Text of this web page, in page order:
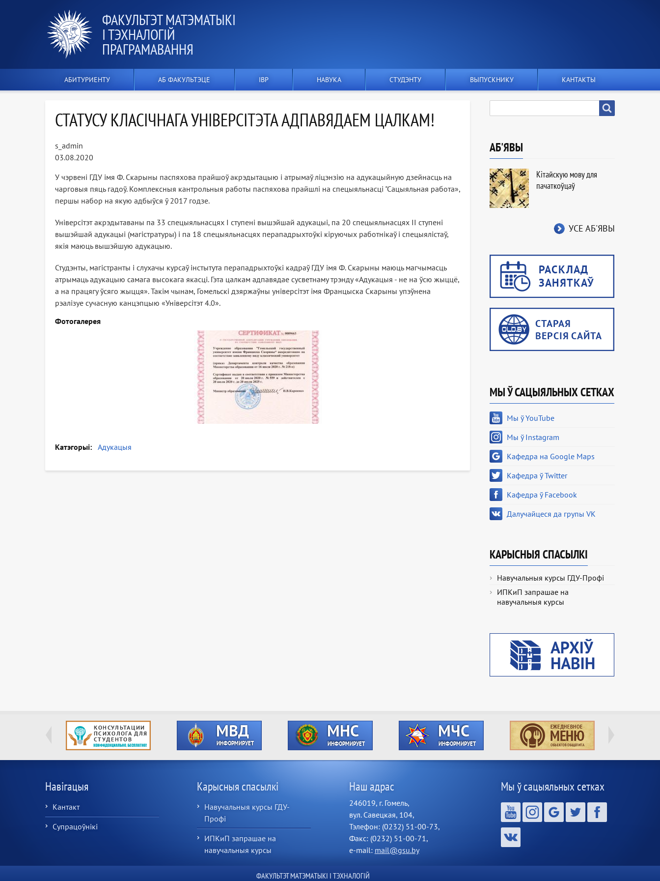
ФАКУЛЬТЭТ МАТЭМАТЫКІ
І ТЭХНАЛОГІЙ
ПРАГРАМАВАННЯ
АБИТУРИЕНТУ АБ ФАКУЛЬТЭЦЕ IВР НАВУКА СТУДЭНТУ ВЫПУСКНИКУ КАНТАКТЫ
СТАТУСУ КЛАСІЧНАГА УНІВЕРСІТЭТА АДПАВЯДАЕМ ЦАЛКАМ!
s_admin
03.08.2020
У чэрвені ГДУ імя Ф. Скарыны паспяхова прайшоў акрэдытацыю і атрымаў ліцэнзію на адукацыйную дзейнасць на
чарговыя пяць гадоў. Комплексныя кантрольныя работы паспяхова прайшлі на спецыяльнасці "Сацыяльная работа»,
першы набор на якую адбыўся ў 2017 годзе.
Універсітэт акрэдытаваны па 33 спецыяльнасцях I ступені вышэйшай адукацыі, па 20 спецыяльнасцях II ступені
вышэйшай адукацыі (магістратуры) і па 18 спецыяльнасцях перападрыхтоўкі кіруючых работнікаў і спецыялістаў,
якія маюць вышэйшую адукацыю.
Студэнты, магістранты і слухачы курсаў інстытута перападрыхтоўкі кадраў ГДУ імя Ф. Скарыны маюць магчымасць
атрымаць адукацыю самага высокага якасці. Гэта цалкам адпавядае сусветнаму трэнду «Адукацыя - не на ўсю жыццё,
а на працягу ўсяго жыцця». Такім чынам, Гомельскі дзяржаўны універсітэт імя Францыска Скарыны упэўнена
рэалізуе сучасную канцэпцыю «Універсітэт 4.0».
Фотогалерея
Катэгорыі Адукацыя
АБ'ЯВЫ
Кітайскую мову для
пачаткоўцаў
УСЕ АБ'ЯВЫ
МЫ Ў САЦЫЯЛЬНЫХ СЕТКАХ
Мы ў YouTube
Мы ў Instagram
Кафедра на Google Maps
Кафедра ў Twitter
Кафедра ў Facebook
Далучайцеся да групы VK
КАРЫСНЫЯ СПАСЫЛКІ
Навучальныя курсы ГДУ-Профі
ИПКиП запрашае на
навучальныя курсы
Навігацыя
Кантакт
Супрацоўнікі
Карысныя спасылкі
Навучальныя курсы ГДУ-
Профі
ИПКиП запрашае на
навучальныя курсы
Наш адрас
246019, г. Гомель,
вул. Савецкая, 104,
Тэлефон: (0232) 51-00-73,
Факс: (0232) 51-00-71,
e-mail: mail@gsu.by
Мы ў сацыяльных сетках
ФАКУЛЬТЭТ МАТЭМАТЫКІ І ТЭХНАЛОГІЙ